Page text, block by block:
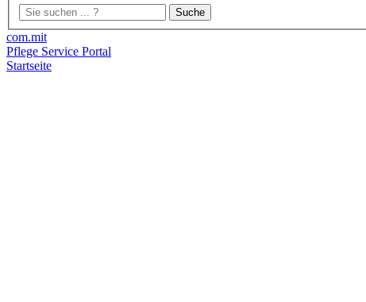
Suche
com.mit
Pflege Service Portal
Startseite